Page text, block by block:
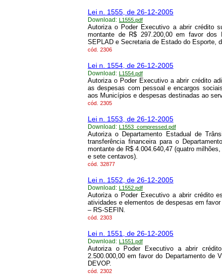
Lei n. 1555, de 26-12-2005
Download: L1555.pdf
Autoriza o Poder Executivo a abrir crédito
montante de R$ 297.200,00 em favor
SEPLAD e Secretaria de Estado do Esporte,
cód. 2306
Lei n. 1554, de 26-12-2005
Download: L1554.pdf
Autoriza o Poder Executivo a abrir crédito
as despesas com pessoal e encargos
aos Municípios e despesas destinadas ao
cód. 2305
Lei n. 1553, de 26-12-2005
Download: L1553_compressed.pdf
Autoriza o Departamento Estadual de
transferência financeira para o
montante de R$ 4.004.640,47 (quatro
e sete centavos).
cód. 32877
Lei n. 1552, de 26-12-2005
Download: L1552.pdf
Autoriza o Poder Executivo a abrir crédito
atividades e elementos de despesas em
– RS-SEFIN.
cód. 2303
Lei n. 1551, de 26-12-2005
Download: L1551.pdf
Autoriza o Poder Executivo a abrir
2.500.000,00 em favor do Departamento de
DEVOP.
cód. 2302